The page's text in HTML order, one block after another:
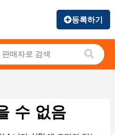
등록하기
수 없음